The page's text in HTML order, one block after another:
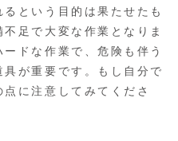
という目的は果たせたも
足で大変な作業となりま
ドな作業で、危険も伴う
が重要です。もし自分で
に注意してみてくださ